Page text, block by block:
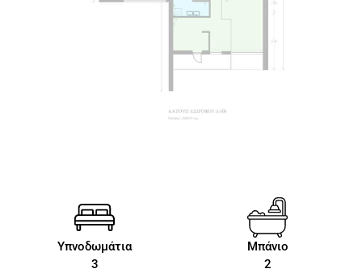
Υπνοδωμάτια
3
Μπάνιο
2